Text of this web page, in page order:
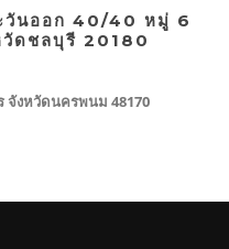
วันออก 40/40 หมู่ 6
ดชลบุรี 20180
จังหวัดนครพนม 48170